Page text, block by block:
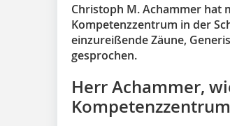
Christoph M. Achammer hat
Kompetenzzentrum in der
einzureißende Zäune,
gesprochen.
Herr Achammer,